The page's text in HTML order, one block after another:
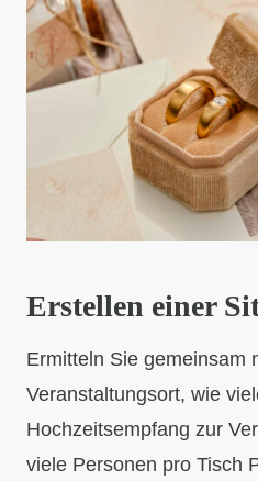
Erstellen einer
Ermitteln Sie gemeinsam
Veranstaltungsort, wie
Hochzeitsempfang zur
viele Personen pro Tisch